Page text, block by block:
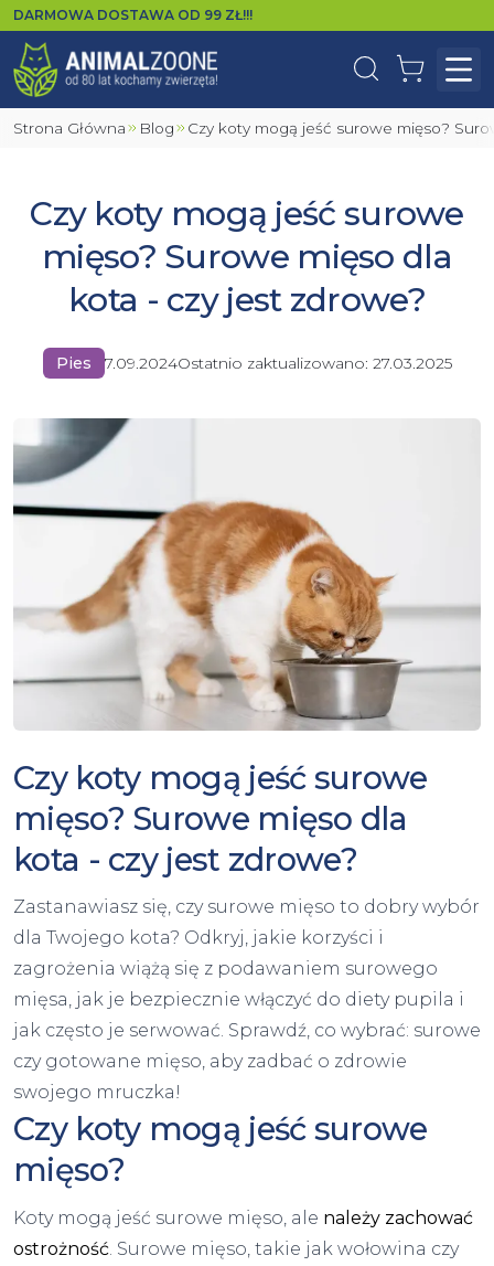
DARMOWA DOSTAWA OD 99 ZŁ!!!
WyszukajKoszyk
Strona Główna Blog Czy koty mogą jeść surowe mięso?
Czy koty mogą jeść surowe
mięso? Surowe mięso dla
kota - czy jest zdrowe?
Pies 7.09.2024Ostatnio zaktualizowano: 27.03.2025
Czy koty mogą jeść surowe
mięso? Surowe mięso dla
kota - czy jest zdrowe?
Zastanawiasz się, czy surowe mięso to dobry wybór
dla Twojego kota? Odkryj, jakie korzyści i
zagrożenia wiążą się z podawaniem surowego
mięsa, jak je bezpiecznie włączyć do diety pupila i
jak często je serwować. Sprawdź, co wybrać: surowe
czy gotowane mięso, aby zadbać o zdrowie
swojego mruczka!
Czy koty mogą jeść surowe
mięso?
Koty mogą jeść surowe mięso, ale należy zachować
ostrożność. Surowe mięso, takie jak wołowina czy